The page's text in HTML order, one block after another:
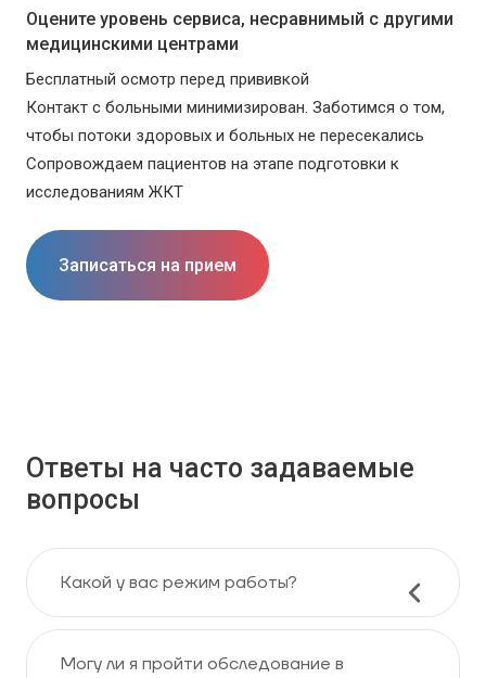
Оцените уровень сервиса, несравнимый с другими
медицинскими центрами
Бесплатный осмотр перед прививкой
Контакт с больными минимизирован. Заботимся о том,
чтобы потоки здоровых и больных не пересекались
Сопровождаем пациентов на этапе подготовки к
исследованиям ЖКТ
Записаться на прием
Ответы на часто задаваемые
вопросы
Какой у вас режим работы?
Могу ли я пройти обследование в